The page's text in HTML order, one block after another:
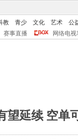
教 青少 文化 艺术 公
赛事直播 网络电
望延续 空单